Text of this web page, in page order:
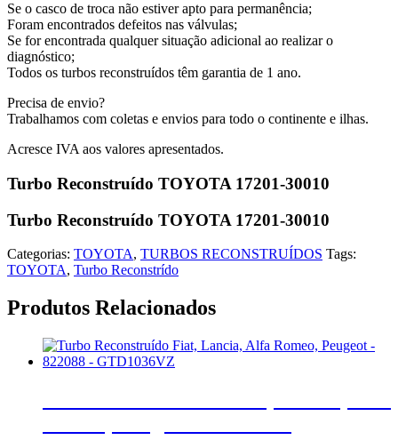
Se o casco de troca não estiver apto para permanência;
Foram encontrados defeitos nas válvulas;
Se for encontrada qualquer situação adicional ao realizar o
diagnóstico;
Todos os turbos reconstruídos têm garantia de 1 ano.
Precisa de envio?
Trabalhamos com coletas e envios para todo o continente e ilhas.
Acresce IVA aos valores apresentados.
Turbo Reconstruído TOYOTA 17201-30010
Turbo Reconstruído TOYOTA 17201-30010
Categorias: TOYOTA, TURBOS RECONSTRUÍDOS Tags:
TOYOTA, Turbo Reconstrído
Produtos Relacionados